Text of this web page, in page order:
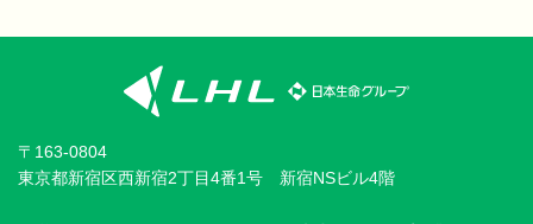
〒163-0804
東京都新宿区西新宿2丁目4番1号 新宿NSビル4階